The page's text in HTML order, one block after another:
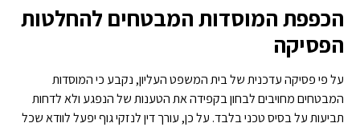
הכפפת המוסדות המבטחים להחלטות
הפסיקה
על פי פסיקה עדכנית של בית המשפט העליון, נקבע כי המוסדות
המבטחים מחויבים לבחון בקפידה את הטענות של הנפגע ולא לדחות
תביעות על בסיס טכני בלבד. על כן, עורך דין לנזקי גוף יפעל לוודא שכל